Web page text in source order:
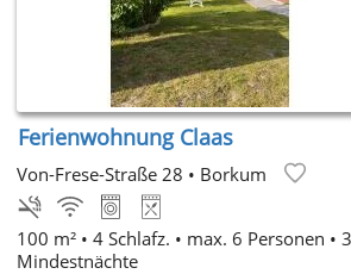
Ferienwohnung Claas
Von-Frese-Straße 28 • Borkum
100 m² • 4 Schlafz. • max. 6 Personen •
Mindestnächte